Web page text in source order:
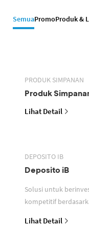
SemuaPromoProduk &
PRODUK SIMPANAN
Produk
Lihat Detail
DEPOSITO IB
Deposito iB
Solusi untuk
Lihat Detail